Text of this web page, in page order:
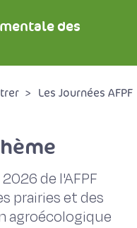
des
Les Journées AFPF
de l'AFPF
prairies et des
agroécologique